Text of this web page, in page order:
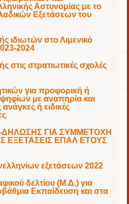
Αστυνομίας με το
Εξετάσεων του
ιδιωτών στο Λιμενικό
2024
στις στρατιωτικές σχολές
για προφορική ή
με αναπηρία και
ανάγκες ή ειδικές
ΓΙΑ ΣΥΜΜΕΤΟΧΗ
ΕΞΕΤΑΣΕΙΣ ΕΠΑΛ ΕΤΟΥΣ
εξετάσεων 2022
δελτίου (Μ.Δ.) για
Εκπαίδευση και στα